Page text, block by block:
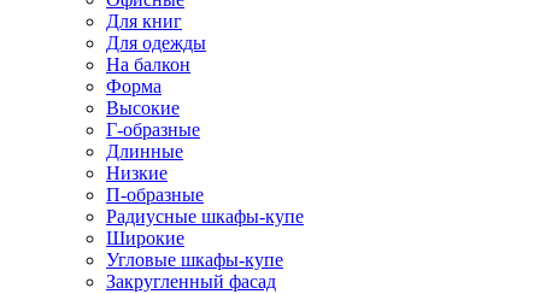
Для книг
Для одежды
На балкон
Форма
Высокие
Г-образные
Длинные
Низкие
П-образные
Радиусные шкафы-купе
Широкие
Угловые шкафы-купе
Закругленный фасад